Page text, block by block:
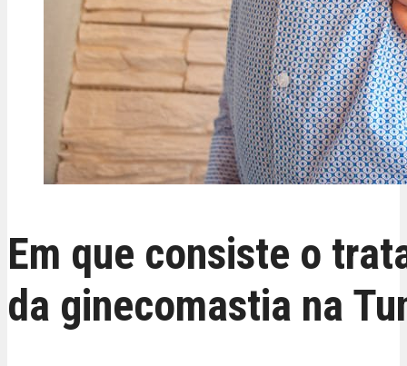
Em que consiste o
da ginecomastia na